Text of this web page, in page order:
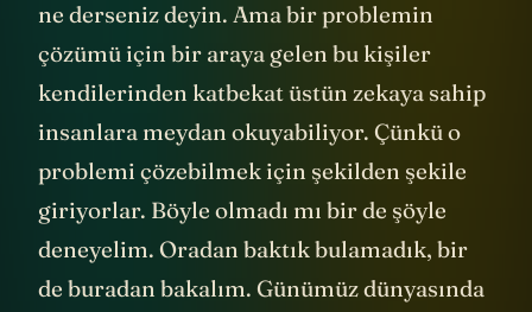
ne derseniz deyin. Ama bir problemin
çözümü için bir araya gelen bu kişiler
kendilerinden katbekat üstün zekaya sahip
insanlara meydan okuyabiliyor. Çünkü o
problemi çözebilmek için şekilden şekile
giriyorlar. Böyle olmadı mı bir de şöyle
deneyelim. Oradan baktık bulamadık, bir
de buradan bakalım. Günümüz dünyasında